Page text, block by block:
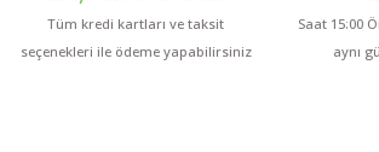
Tüm kredi kartları ve taksit
seçenekleri ile ödeme yapabilirsiniz
Saat 15:00
aynı